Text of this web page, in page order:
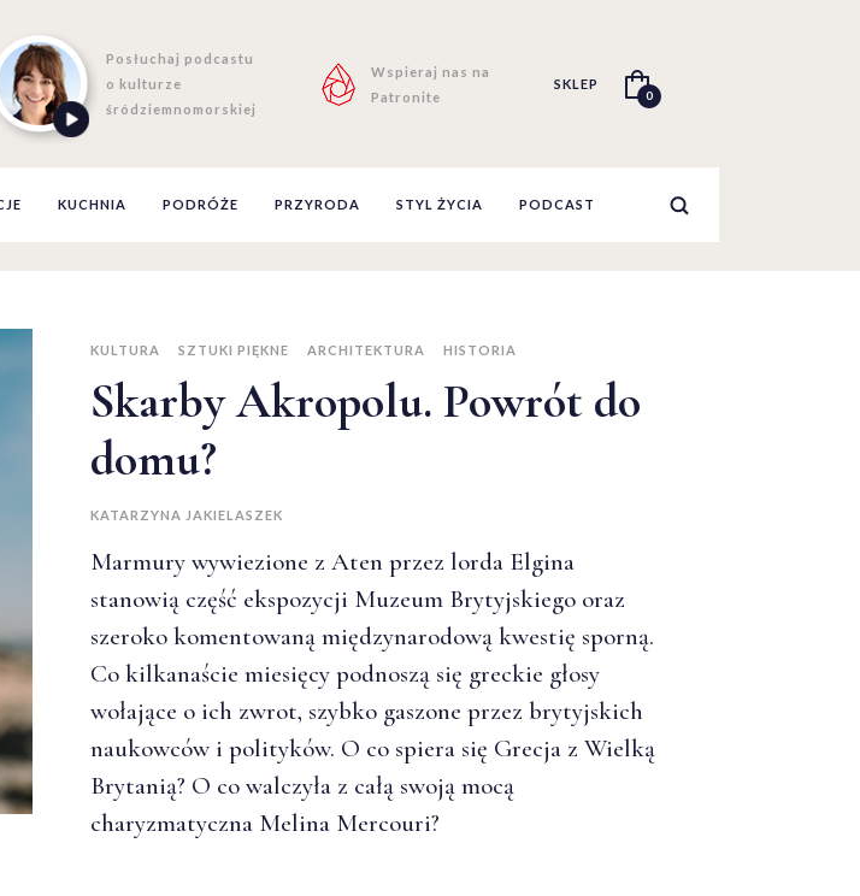
Posłuchaj podcastu
o kulturze
śródziemnomorskiej
Wspieraj nas na
Patronite
SKLEP
0
KUCHNIA PODRÓŻE PRZYRODA STYL ŻYCIA PODCAST
KULTURA SZTUKI PIĘKNE ARCHITEKTURA HISTORIA
Skarby Akropolu. Powrót do
domu?
KATARZYNA JAKIELASZEK
Marmury wywiezione z Aten przez lorda Elgina
stanowią część ekspozycji Muzeum Brytyjskiego oraz
szeroko komentowaną międzynarodową kwestię sporną.
Co kilkanaście miesięcy podnoszą się greckie głosy
wołające o ich zwrot, szybko gaszone przez brytyjskich
naukowców i polityków. O co spiera się Grecja z Wielką
Brytanią? O co walczyła z całą swoją mocą
charyzmatyczna Melina Mercouri?